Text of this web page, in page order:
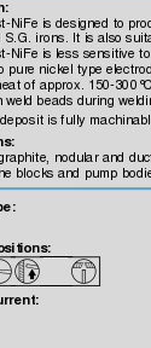
-NiFe is designed to
S.G. irons. It is also
-NiFe is less sensitive t
pure nickel type elec
of approx. 150-300°
weld beads during
it is ful ly m
e, nodular and
bloc ks and pump